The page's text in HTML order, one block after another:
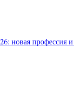
новая профессия